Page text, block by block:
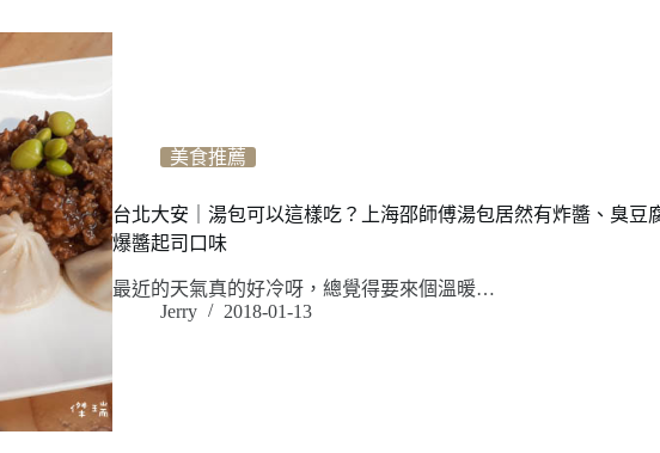
美食推薦
台北大安｜湯包可以這樣吃？上海邵師傅湯包居然有炸醬、臭豆
爆醬起司口味
最近的天氣真的好冷呀，總覺得要來個溫暖…
Jerry
2018-01-13